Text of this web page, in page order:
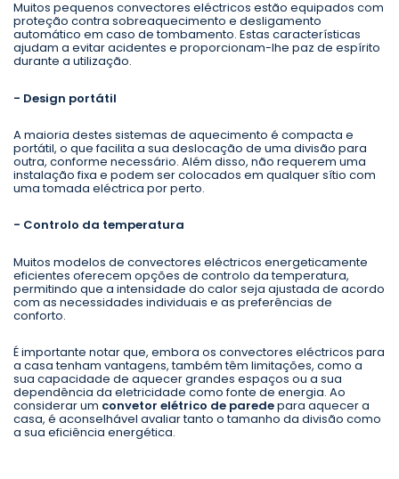
Muitos pequenos convectores eléctricos estão equipados com
proteção contra sobreaquecimento e desligamento
automático em caso de tombamento. Estas características
ajudam a evitar acidentes e proporcionam-lhe paz de espírito
durante a utilização.
- Design portátil
A maioria destes sistemas de aquecimento é compacta e
portátil, o que facilita a sua deslocação de uma divisão para
outra, conforme necessário. Além disso, não requerem uma
instalação fixa e podem ser colocados em qualquer sítio com
uma tomada eléctrica por perto.
- Controlo da temperatura
Muitos modelos de convectores eléctricos energeticamente
eficientes oferecem opções de controlo da temperatura,
permitindo que a intensidade do calor seja ajustada de acordo
com as necessidades individuais e as preferências de
conforto.
É importante notar que, embora os convectores eléctricos para
a casa tenham vantagens, também têm limitações, como a
sua capacidade de aquecer grandes espaços ou a sua
dependência da eletricidade como fonte de energia. Ao
considerar um convetor elétrico de paredepara aquecer a
casa, é aconselhável avaliar tanto o tamanho da divisão como
a sua eficiência energética.